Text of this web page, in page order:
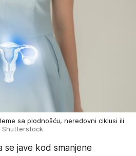
sa plodnošću, neredovni ciklusi ili
Shutterstock
se jave kod smanjene